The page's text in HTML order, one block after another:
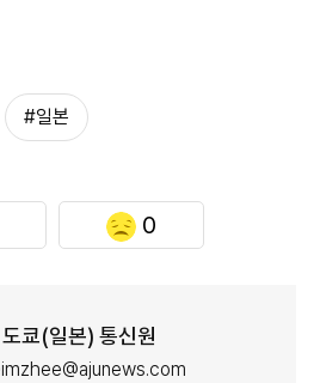
#일본
0
쿄(일본) 통신원